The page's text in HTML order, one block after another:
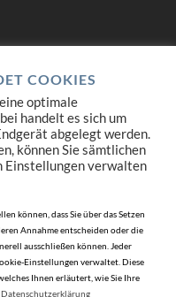
COOKIES
optimale
handelt es sich um
abgelegt werden.
können Sie sämtlichen
Einstellungen verwalten
können, dass Sie über das Setzen
Annahme entscheiden oder die
ausschließen können. Jeder
Einstellungen verwaltet. Diese
Ihnen erläutert, wie Sie Ihre
Datenschutzerklärung